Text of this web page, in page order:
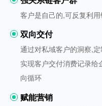
客户是自己的,可反复利
双向交付
通过对私域客户的洞察,
实现客户交付消费记录
向循环
赋能营销